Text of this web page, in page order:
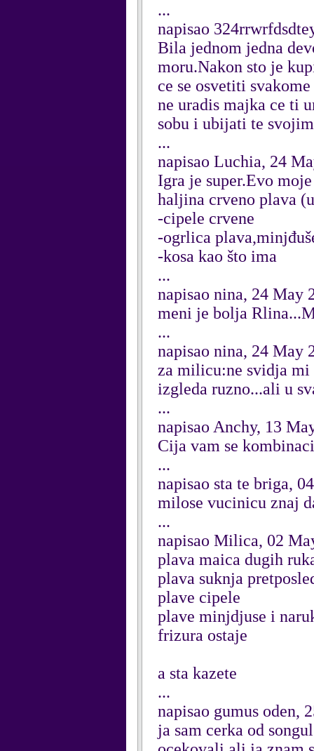
...
napisao
Bila jednom jedna
moru.Nakon sto je
ce se osvetiti
ne uradis majka ce ti
sobu i ubijati te
...
napisao Luchia, 24
Igra je super.Evo
haljina crveno plava
-cipele crvene
-ogrlica
-kosa kao što ima
...
napisao nina, 24 May
meni je bolja
...
napisao nina, 24 May
za milicu:ne svidja mi
izgleda ruzno...ali u
...
napisao Anchy, 13
Cija vam se
...
napisao sta te briga,
milose vucinicu znaj
...
napisao Milica, 02
plava maica dugih
plava suknja
plave cipele
plave minjdjuse i
frizura ostaje
a sta kazete
...
napisao gumus oden,
ja sam cerka od